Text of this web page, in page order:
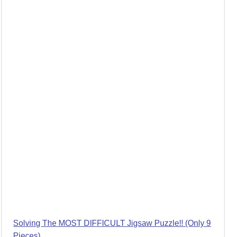
Solving The MOST DIFFICULT Jigsaw Puzzle!! (Only 9